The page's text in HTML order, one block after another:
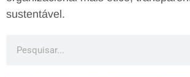
sustentável.